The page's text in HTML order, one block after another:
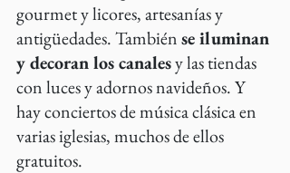
gourmet y licores, artesanías y
antigüedades. También se iluminan
y decoran los canales y las tiendas
con luces y adornos navideños. Y
hay conciertos de música clásica en
varias iglesias, muchos de ellos
gratuitos.